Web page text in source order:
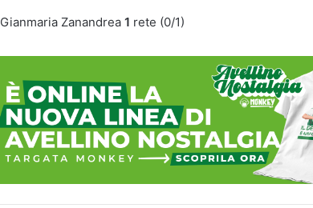
Gianmaria Zanandrea 1 rete (0/1)